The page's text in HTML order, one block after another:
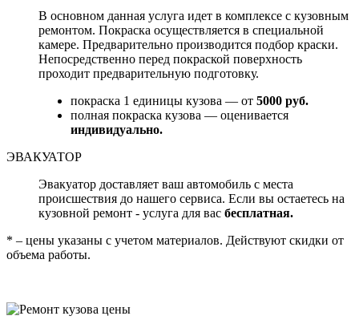
В основном данная услуга идет в комплексе с кузовным
ремонтом. Покраска осуществляется в специальной
камере. Предварительно производится подбор краски.
Непосредственно перед покраской поверхность
проходит предварительную подготовку.
покраска 1 единицы кузова — от 5000 руб.
полная покраска кузова — оценивается
индивидуально.
ЭВАКУАТОР
Эвакуатор доставляет ваш автомобиль с места
происшествия до нашего сервиса. Если вы остаетесь на
кузовной ремонт - услуга для вас бесплатная.
* – цены указаны с учетом материалов. Действуют скидки от
объема работы.